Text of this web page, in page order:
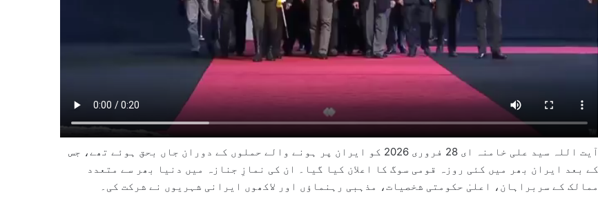
آیت اللہ سید علی خامنہ ای 28 فروری 2026 کو ایران پر ہونے والے حملوں کے دوران جاں بحق ہوئے تھے، جس
کے بعد ایران بھر میں کئی روزہ قومی سوگ کا اعلان کیا گیا۔ ان کی نمازِ جنازہ میں دنیا بھر سے متعدد
ممالک کے سربراہان، اعلیٰ حکومتی شخصیات، مذہبی رہنماؤں اور لاکھوں ایرانی شہریوں نے شرکت کی۔